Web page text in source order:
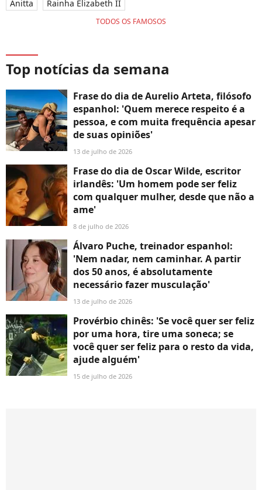
Anitta Rainha Elizabeth II
TODOS OS FAMOSOS
Top notícias da semana
Frase do dia de Aurelio Arteta, filósofo
espanhol: 'Quem merece respeito é a
pessoa, e com muita frequência apesar
de suas opiniões'
13 de julho de 2026
Frase do dia de Oscar Wilde, escritor
irlandês: 'Um homem pode ser feliz
com qualquer mulher, desde que não a
ame'
8 de julho de 2026
Álvaro Puche, treinador espanhol:
'Nem nadar, nem caminhar. A partir
dos 50 anos, é absolutamente
necessário fazer musculação'
13 de julho de 2026
Provérbio chinês: 'Se você quer ser feliz
por uma hora, tire uma soneca; se
você quer ser feliz para o resto da vida,
ajude alguém'
15 de julho de 2026